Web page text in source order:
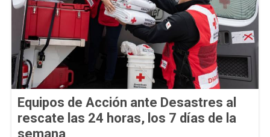
Equipos de Acción ante Desastres al
rescate las 24 horas, los 7 días de la
semana